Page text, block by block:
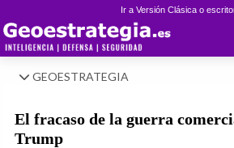
Ir a Versión Clásica o
GEOESTRATEGIA
El fracaso de la guerra
Trump